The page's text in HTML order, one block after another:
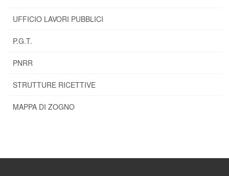
UFFICIO LAVORI PUBBLICI
P.G.T.
PNRR
STRUTTURE RICETTIVE
MAPPA DI ZOGNO